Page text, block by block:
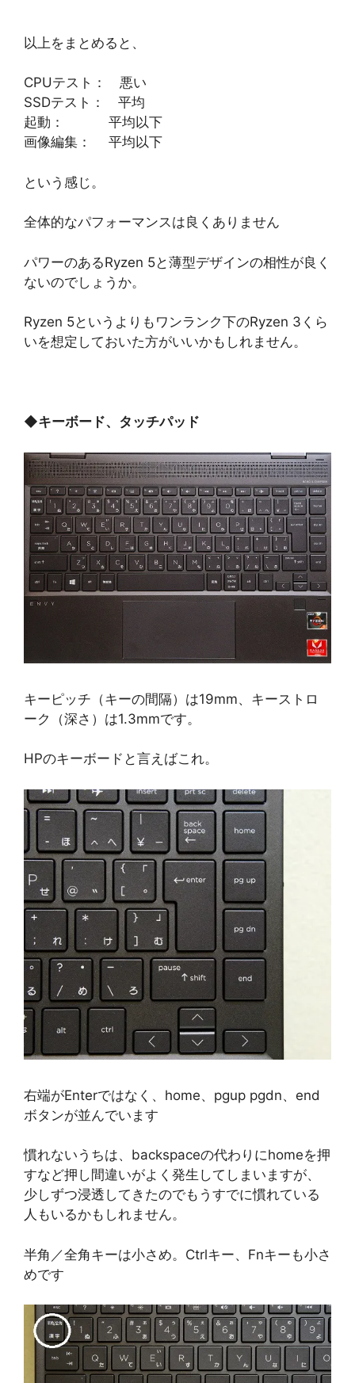
以上をまとめると、
CPUテスト： 悪い
SSDテスト： 平均
起動： 平均以下
画像編集： 平均以下
という感じ。
全体的なパフォーマンスは良くありません
パワーのあるRyzen 5と薄型デザインの相性が良く
ないのでしょうか。
Ryzen 5というよりもワンランク下のRyzen 3くら
いを想定しておいた方がいいかもしれません。
◆キーボード、タッチパッド
キーピッチ（キーの間隔）は19mm、キーストロ
ーク（深さ）は1.3mmです。
HPのキーボードと言えばこれ。
右端がEnterではなく、home、pgup pgdn、end
ボタンが並んでいます
慣れないうちは、backspaceの代わりにhomeを押
すなど押し間違いがよく発生してしまいますが、
少しずつ浸透してきたのでもうすでに慣れている
人もいるかもしれません。
半角／全角キーは小さめ。Ctrlキー、Fnキーも小さ
めです